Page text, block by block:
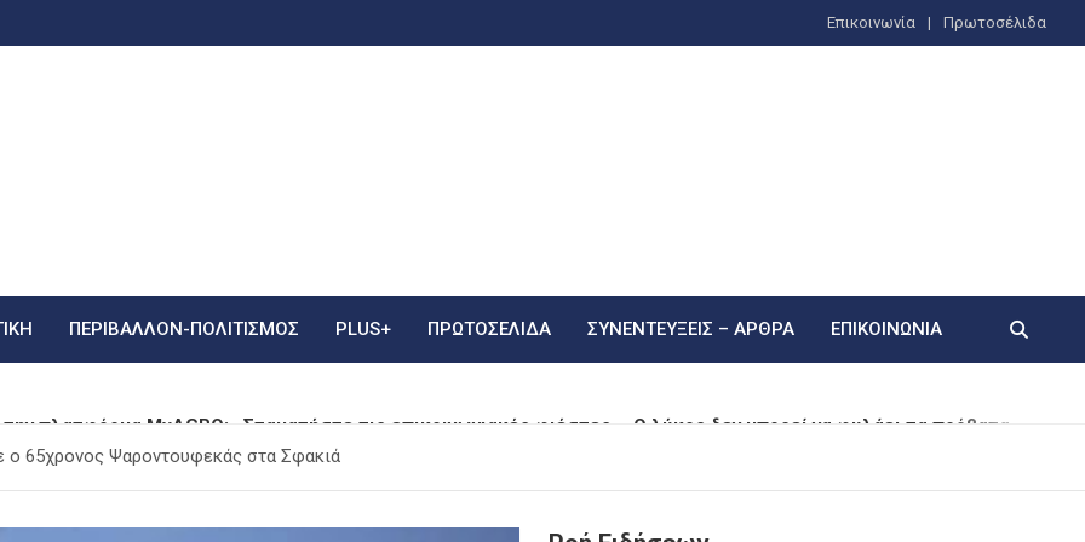
Επικοινωνία Πρωτοσέλιδα
ΠΕΡΙΒΑΛΛΟΝ-ΠΟΛΙΤΙΣΜΟΣ PLUS+ ΠΡΩΤΟΣΈΛΙΔΑ ΣΥΝΕΝΤΕΎΞΕΙΣ – ΆΡΘΡΑ ΕΠΙΚΟΙΝΩΝΊΑ
πλατφόρμα MyAGRO: «Σταματήστε τις επικοινωνιακές φιέστες – Ο λύκος δεν μπορεί να φυλάει τα πρόβατα»
περιοχή της Αγίας Μαρίνας: Σηκώθηκαν εναέρια μέσα
ο 65χρονος Ψαροντουφεκάς στα Σφακιά